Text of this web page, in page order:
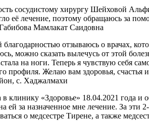
сосудистому хирургу Шейховой
её лечение, поэтому обращаюсь за
Мамлакат Саидовна
отзываюсь о врачах,
можно сказать вылечусь от этой
на ноги. Теперь я чувствую себя
профиля. Желаю вам здоровья,
с. Хаджалмахи
клинику «Здоровье» 18.04.2021 года
ей за назначенное мне лечение. За
о медсестре Тирене, а также